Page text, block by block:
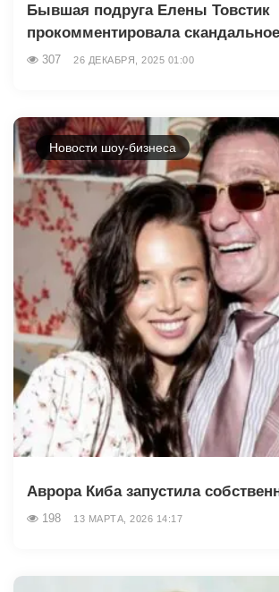
Бывшая подруга Елены Товстик
прокомментировала
307 26 ДЕКАБРЯ, 2025 01:00
Новости шоу-бизнеса
Аврора Киба запустила
198 13 МАРТА, 2026 14:17